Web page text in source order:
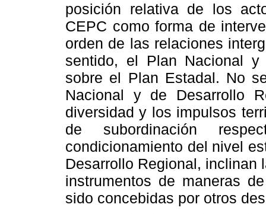
posición relativa de los
CEPC como forma de
orden de las relaciones
sentido, el Plan Nacional
sobre el Plan Estadal. No
Nacional y de Desarrollo
diversidad y los impulsos
de subordinación
condicionamiento del nivel
Desarrollo Regional, inclinan
instrumentos de maneras
sido concebidas por otros